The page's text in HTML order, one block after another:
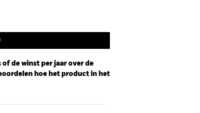
de winst per jaar over de
hoe het product in het